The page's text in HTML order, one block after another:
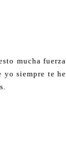
mucha fuerza
yo siempre te he